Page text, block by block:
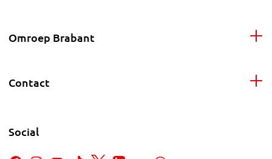
Omroep Brabant
Contact
Social